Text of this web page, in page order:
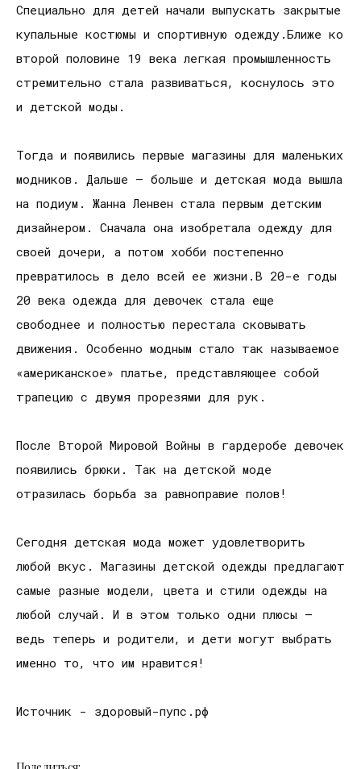
Специально для детей начали выпускать закрытые
купальные костюмы и спортивную одежду.Ближе ко
второй половине 19 века легкая промышленность
стремительно стала развиваться, коснулось это
и детской моды.
Тогда и появились первые магазины для маленьких
модников. Дальше – больше и детская мода вышла
на подиум. Жанна Ленвен стала первым детским
дизайнером. Сначала она изобретала одежду для
своей дочери, а потом хобби постепенно
превратилось в дело всей ее жизни.В 20-е годы
20 века одежда для девочек стала еще
свободнее и полностью перестала сковывать
движения. Особенно модным стало так называемое
«американское» платье, представляющее собой
трапецию с двумя прорезями для рук.
После Второй Мировой Войны в гардеробе девочек
появились брюки. Так на детской моде
отразилась борьба за равноправие полов!
Сегодня детская мода может удовлетворить
любой вкус. Магазины детской одежды предлагают
самые разные модели, цвета и стили одежды на
любой случай. И в этом только одни плюсы –
ведь теперь и родители, и дети могут выбрать
именно то, что им нравится!
Источник - здоровый-пупс.рф